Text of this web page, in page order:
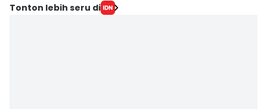
Editor
Tonton lebih seru di